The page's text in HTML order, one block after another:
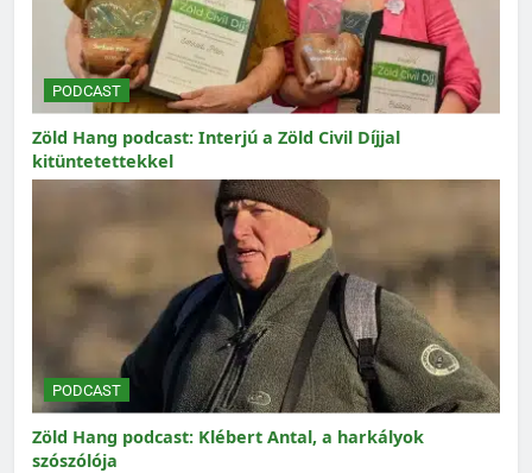
PODCAST
Zöld Hang podcast: Interjú a Zöld Civil Díjjal
kitüntetettekkel
PODCAST
Zöld Hang podcast: Klébert Antal, a harkályok
szószólója